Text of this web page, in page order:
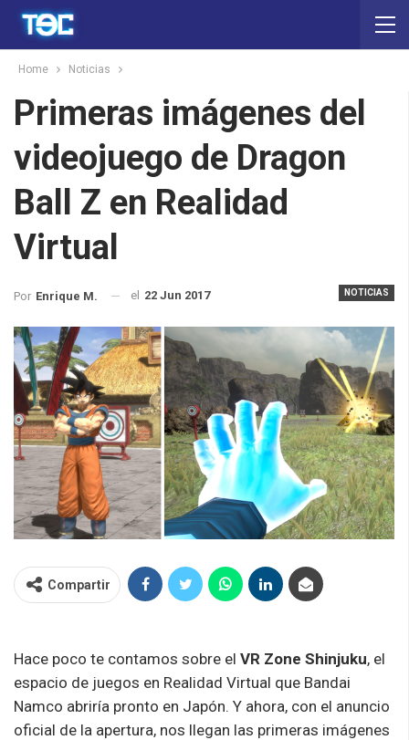
Home Noticias
Primeras imágenes del
videojuego de Dragon
Ball Z en Realidad
Virtual
NOTICIAS
Por Enrique M. el 22 Jun 2017
Compartir
Hace poco te contamos sobre el VR Zone Shinjuku, el
espacio de juegos en Realidad Virtual que Bandai
Namco abriría pronto en Japón. Y ahora, con el anuncio
oficial de la apertura, nos llegan las primeras imágenes